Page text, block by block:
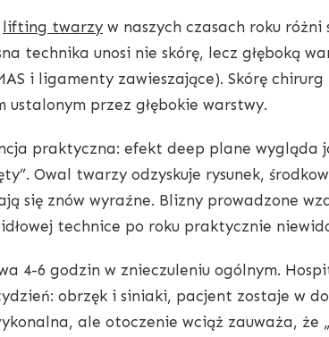
lifting twarzy w naszych czasach roku różni
technika unosi nie skórę, lecz głęboką
i ligamenty zawieszające). Skórę
ustalonym przez głębokie warstwy.
praktyczna: efekt deep plane wygląda
Owal twarzy odzyskuje rysunek,
się znów wyraźne. Blizny prowadzone
technice po roku praktycznie
4-6 godzin w znieczuleniu ogólnym.
obrzęk i siniaki, pacjent zostaje w
ale otoczenie wciąż zauważa, że